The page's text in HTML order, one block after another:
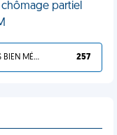
partiel
TU L'AS BIEN MÉRITÉ 257